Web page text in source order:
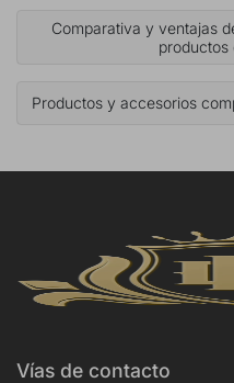
Comparativa y ventajas
productos
Productos y accesorios
Vías de contacto